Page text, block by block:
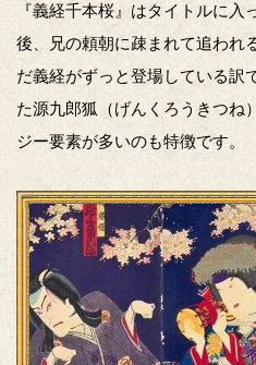
『義経千本桜』はタイトルに
後、兄の頼朝に疎まれて追われ
だ義経がずっと登場している訳
た源九郎狐（げんくろうきつね
ジー要素が多いのも特徴です。